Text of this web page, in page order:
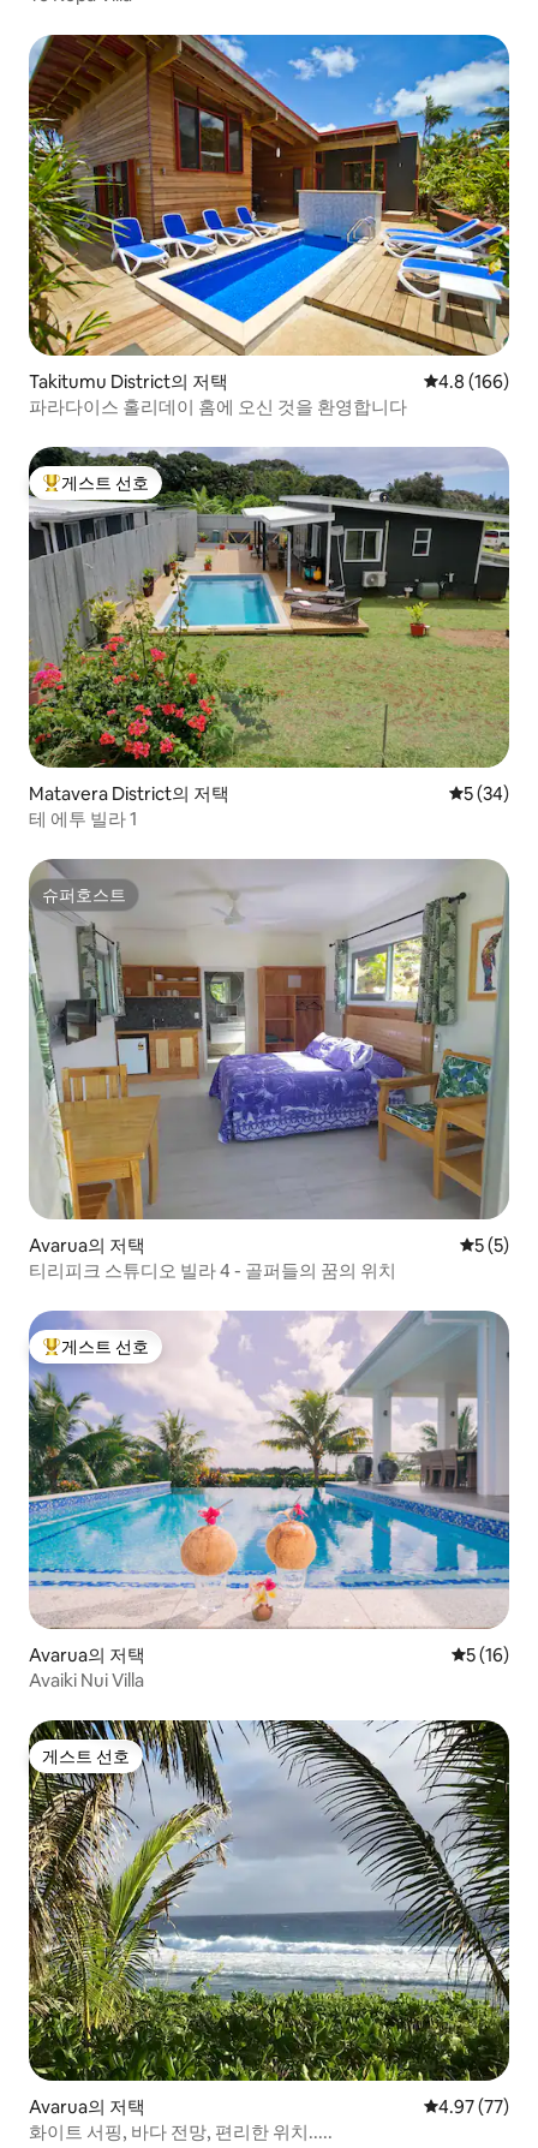
Takitumu District의 저택 평점 4.8점(5
4.8 (166)
파라다이스 홀리데이 홈에 오신 것을 환영합니다
상위 게스트 선호
게스트 선호
Matavera District의 저택 평점 5점(5
5 (34)
테 에투 빌라 1
슈퍼호스트
슈퍼호스트
Avarua의 저택 평점 5점
5 (5)
티리피크 스튜디오 빌라 4 - 골퍼들의 꿈의 위치
상위 게스트 선호
게스트 선호
Avarua의 저택 평점 5점
5 (16)
Avaiki Nui Villa
게스트 선호
게스트 선호
Avarua의 저택 평점 4.97점(5
4.97 (77)
화이트 서핑, 바다 전망, 편리한 위치.....